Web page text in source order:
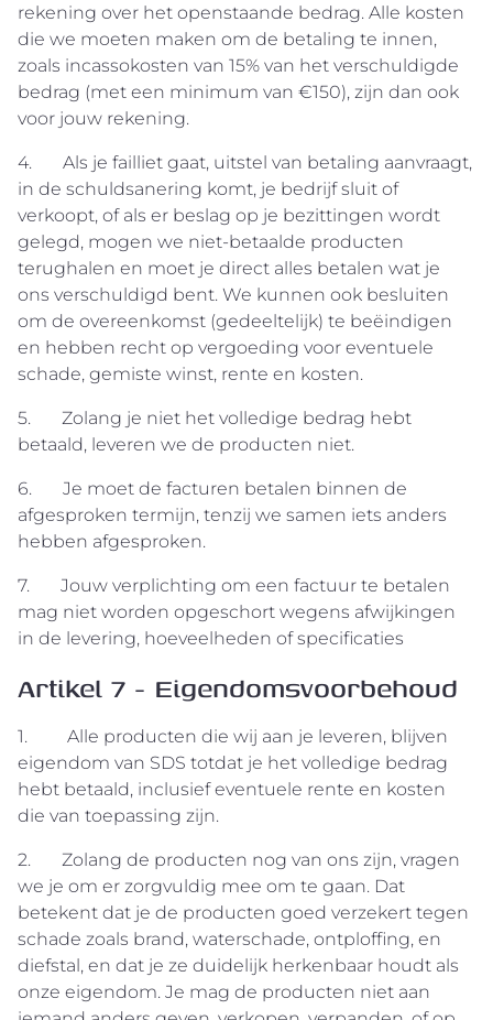
rekening over het openstaande bedrag. Alle kosten
die we moeten maken om de betaling te innen,
zoals incassokosten van 15% van het verschuldigde
bedrag (met een minimum van €150), zijn dan ook
voor jouw rekening.
4. Als je failliet gaat, uitstel van betaling aanvraagt,
in de schuldsanering komt, je bedrijf sluit of
verkoopt, of als er beslag op je bezittingen wordt
gelegd, mogen we niet-betaalde producten
terughalen en moet je direct alles betalen wat je
ons verschuldigd bent. We kunnen ook besluiten
om de overeenkomst (gedeeltelijk) te beëindigen
en hebben recht op vergoeding voor eventuele
schade, gemiste winst, rente en kosten.
5. Zolang je niet het volledige bedrag hebt
betaald, leveren we de producten niet.
6. Je moet de facturen betalen binnen de
afgesproken termijn, tenzij we samen iets anders
hebben afgesproken.
7. Jouw verplichting om een factuur te betalen
mag niet worden opgeschort wegens afwijkingen
in de levering, hoeveelheden of specificaties
Artikel 7 - Eigendomsvoorbehoud
1. Alle producten die wij aan je leveren, blijven
eigendom van SDS totdat je het volledige bedrag
hebt betaald, inclusief eventuele rente en kosten
die van toepassing zijn.
2. Zolang de producten nog van ons zijn, vragen
we je om er zorgvuldig mee om te gaan. Dat
betekent dat je de producten goed verzekert tegen
schade zoals brand, waterschade, ontploffing, en
diefstal, en dat je ze duidelijk herkenbaar houdt als
onze eigendom. Je mag de producten niet aan